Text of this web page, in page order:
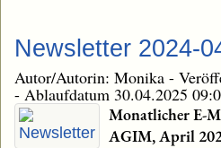
Newsletter 2024-
Autor/Autorin: Monika -
- Ablaufdatum 30.04.2025
Monatlicher E-
AGIM, April